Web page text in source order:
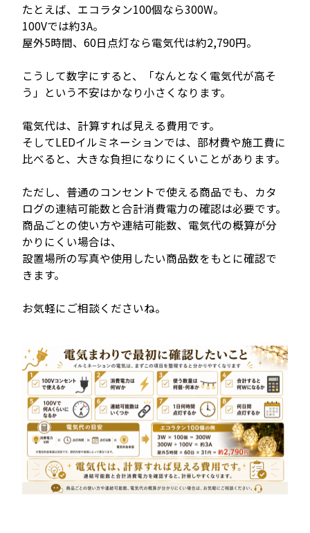
たとえば、エコラタン100個なら300W。
100Vでは約3A。
屋外5時間、60日点灯なら電気代は約2,790円。
こうして数字にすると、「なんとなく電気代が高そ
う」という不安はかなり小さくなります。
電気代は、計算すれば見える費用です。
そしてLEDイルミネーションでは、部材費や施工費に
比べると、大きな負担になりにくいことがあります。
ただし、普通のコンセントで使える商品でも、カタ
ログの連結可能数と合計消費電力の確認は必要です。
商品ごとの使い方や連結可能数、電気代の概算が分
かりにくい場合は、
設置場所の写真や使用したい商品数をもとに確認で
きます。
お気軽にご相談くださいね。